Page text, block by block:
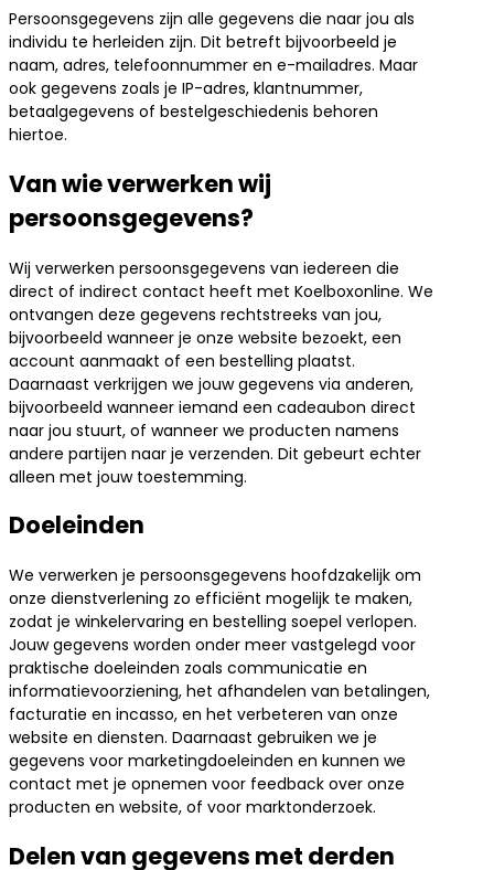
Persoonsgegevens zijn alle gegevens die naar jou als
individu te herleiden zijn. Dit betreft bijvoorbeeld je
naam, adres, telefoonnummer en e-mailadres. Maar
ook gegevens zoals je IP-adres, klantnummer,
betaalgegevens of bestelgeschiedenis behoren
hiertoe.
Van wie verwerken wij
persoonsgegevens?
Wij verwerken persoonsgegevens van iedereen die
direct of indirect contact heeft met Koelboxonline. We
ontvangen deze gegevens rechtstreeks van jou,
bijvoorbeeld wanneer je onze website bezoekt, een
account aanmaakt of een bestelling plaatst.
Daarnaast verkrijgen we jouw gegevens via anderen,
bijvoorbeeld wanneer iemand een cadeaubon direct
naar jou stuurt, of wanneer we producten namens
andere partijen naar je verzenden. Dit gebeurt echter
alleen met jouw toestemming.
Doeleinden
We verwerken je persoonsgegevens hoofdzakelijk om
onze dienstverlening zo efficiënt mogelijk te maken,
zodat je winkelervaring en bestelling soepel verlopen.
Jouw gegevens worden onder meer vastgelegd voor
praktische doeleinden zoals communicatie en
informatievoorziening, het afhandelen van betalingen,
facturatie en incasso, en het verbeteren van onze
website en diensten. Daarnaast gebruiken we je
gegevens voor marketingdoeleinden en kunnen we
contact met je opnemen voor feedback over onze
producten en website, of voor marktonderzoek.
Delen van gegevens met derden